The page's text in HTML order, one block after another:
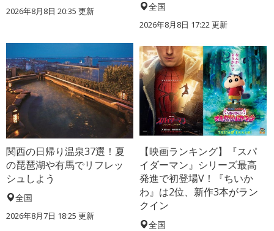
2026年8月8日 20:35 更新 全国
2026年8月8日 17:22更新
関西の日帰り温泉37選！夏
の琵琶湖や有馬でリフレッ
シュしよう
全国
2026年8月7日 18:25 更新
【映画ランキング】『スパ
イダーマン』シリーズ最高
発進で初登場V！『ちいか
わ』は2位、新作3本がラン
クイン
全国